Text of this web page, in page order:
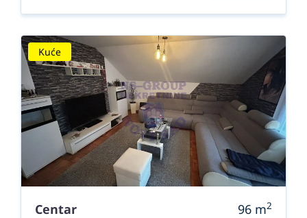
Kuće
Centar 96 m2